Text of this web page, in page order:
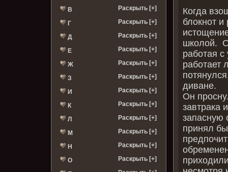
В Раскрыть [+]
Г Раскрыть [+]
Д Раскрыть [+]
Е Раскрыть [+]
Ж Раскрыть [+]
З Раскрыть [+]
И Раскрыть [+]
К Раскрыть [+]
Л Раскрыть [+]
М Раскрыть [+]
Н Раскрыть [+]
О Раскрыть [+]
Когда
блокнот
школой.
работая
работает
диване.
Он
завтрака
запасную
принял